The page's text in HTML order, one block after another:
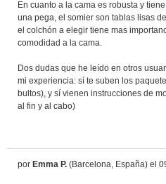
En cuanto a la cama es robusta y
una pega, el somier son tablas lisas
el colchón a elegir tiene mas
comodidad a la cama.
Dos dudas que he leído en otros
mi experiencia: sí te suben los
bultos), y sí vienen instrucciones de
al fin y al cabo)
por Emma P. (Barcelona, España) el